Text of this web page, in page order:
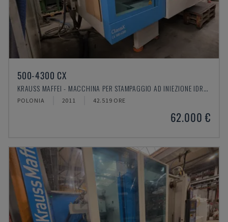
500-4300 CX
KRAUSS MAFFEI - MACCHINA PER STAMPAGGIO AD INIEZIONE IDRAULICA
POLONIA 2011 42.519 ORE
62.000 €